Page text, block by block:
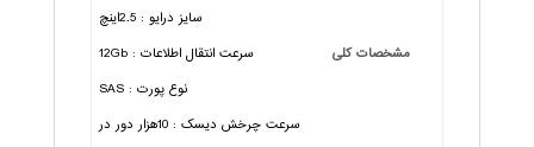
مشخصات کلی
سایز درایو : 2.5اینچ
سرعت انتقال اطلاعات : 12Gb
نوع پورت : SAS
سرعت چرخش دیسک : 10هزار دور در